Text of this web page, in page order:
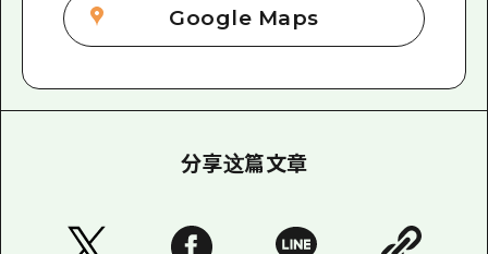
Google Maps
分享这篇文章